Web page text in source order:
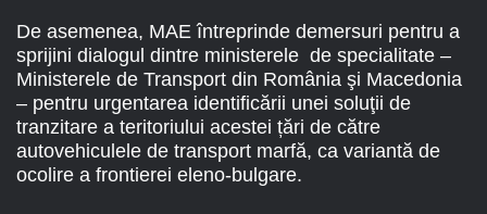
De asemenea, MAE întreprinde demersuri pentru a
sprijini dialogul dintre ministerele de specialitate –
Ministerele de Transport din România şi Macedonia
– pentru urgentarea identificării unei soluţii de
tranzitare a teritoriului acestei țări de către
autovehiculele de transport marfă, ca variantă de
ocolire a frontierei eleno-bulgare.